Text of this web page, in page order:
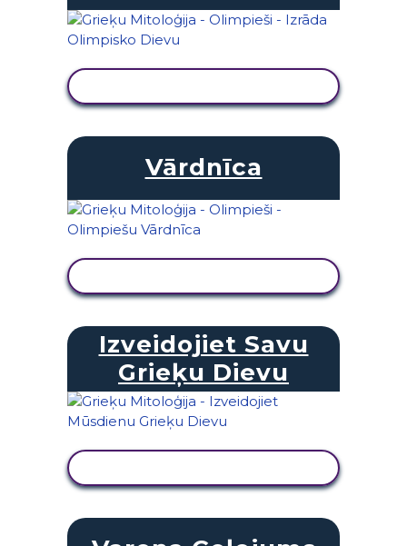
Vārdnīca
Izveidojiet Savu
Grieķu Dievu